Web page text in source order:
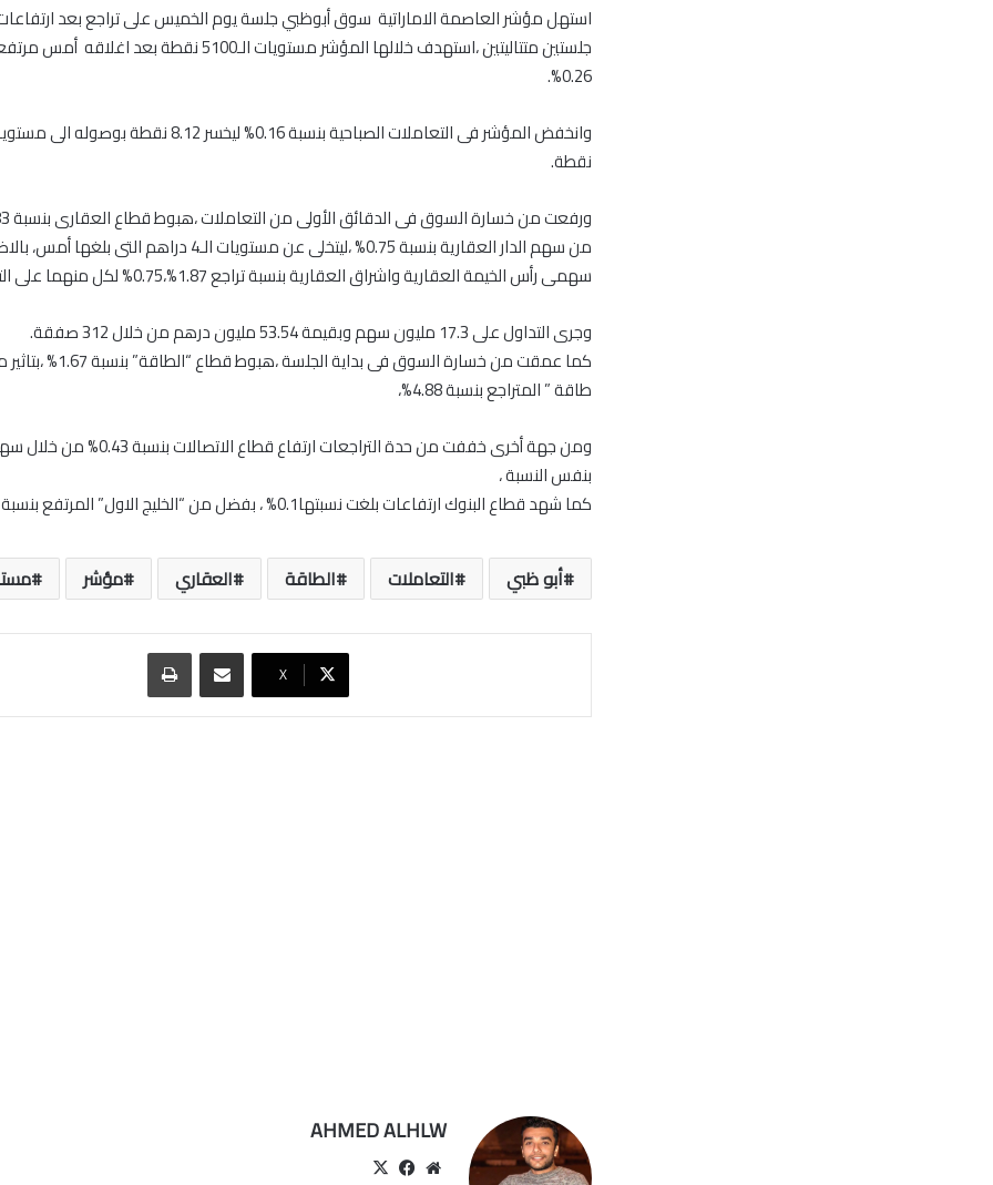
استهل مؤشر العاصمة الاماراتية سوق أبوظبي جلسة يوم الخميس على تراجع بعد
جلستين متتاليتين ،استهدف خلالها المؤشر مستويات الـ5100 نقطة بعد
0.26%.
نقطة.
من سهم الدار العقارية بنسبة 0.75% ،ليتخلى عن مستويات الـ4 دراهم التى
سهمى رأس الخيمة العقارية واشراق العقارية بنسبة تراجع 1.87%،0.75% لكل منهما على التوالى.
وجرى التداول على 17.3 مليون سهم وبقيمة 53.54 مليون درهم من خلال 312 صفقة.
كما عمقت من خسارة السوق فى بداية
طاقة ” المتراجع بنسبة 4.88%،
ومن جهة أخرى خففت من حدة التراجعات ارتفاع
بنفس النسبة ،
كما شهد قطاع البنوك ارتفاعات بلغت نسبتها0.1% ، بفضل من “الخليج الاول” المرتفع بنسبة 0.54%.
أبو ظبي التعاملات الطاقة العقاري مؤشر
‫X
مشاركة عبر البريد طباعة
AHMED ALHLW
موقعفيسبوك